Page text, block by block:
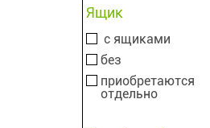
Ящик
с ящиками
без
приобретаются
отдельно